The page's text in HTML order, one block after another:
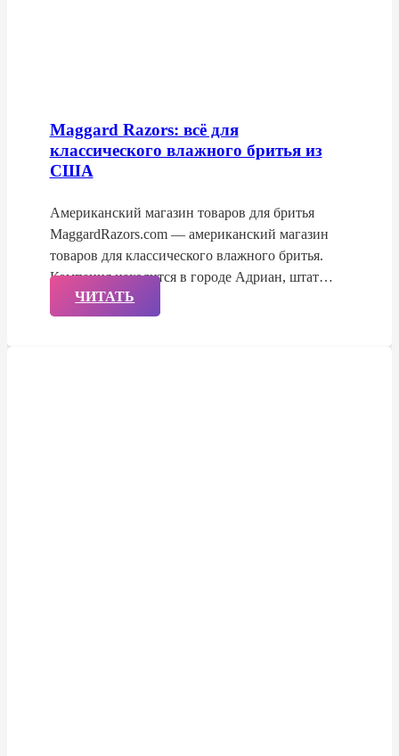
Maggard Razors: всё для
классического влажного бритья из
США
Американский магазин товаров для бритья
MaggardRazors.com — американский магазин
товаров для классического влажного бритья.
Компания находится в городе Адриан, штат…
ЧИТАТЬ